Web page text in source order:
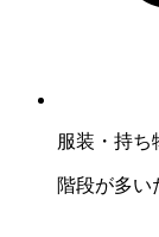
服装・持ち
階段が多い